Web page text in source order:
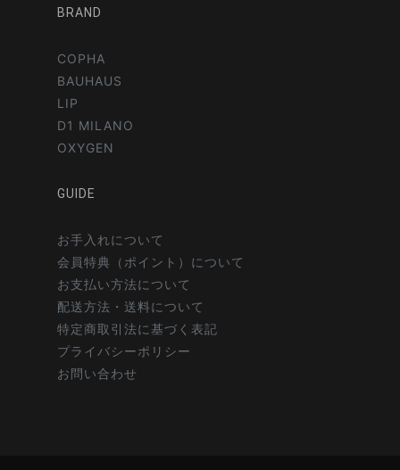
BRAND
COPHA
BAUHAUS
LIP
D1 MILANO
OXYGEN
GUIDE
お手入れについて
会員特典（ポイント）について
お支払い方法について
配送方法・送料について
特定商取引法に基づく表記
プライバシーポリシー
お問い合わせ